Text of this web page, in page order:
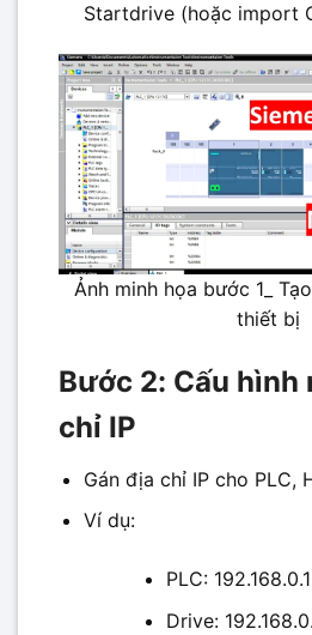
Startdrive (hoặc import
Ảnh minh họa bước 1_
thiết bị
Bước 2: Cấu hình
chỉ IP
Gán địa chỉ IP cho PLC,
Ví dụ:
PLC:
Drive: